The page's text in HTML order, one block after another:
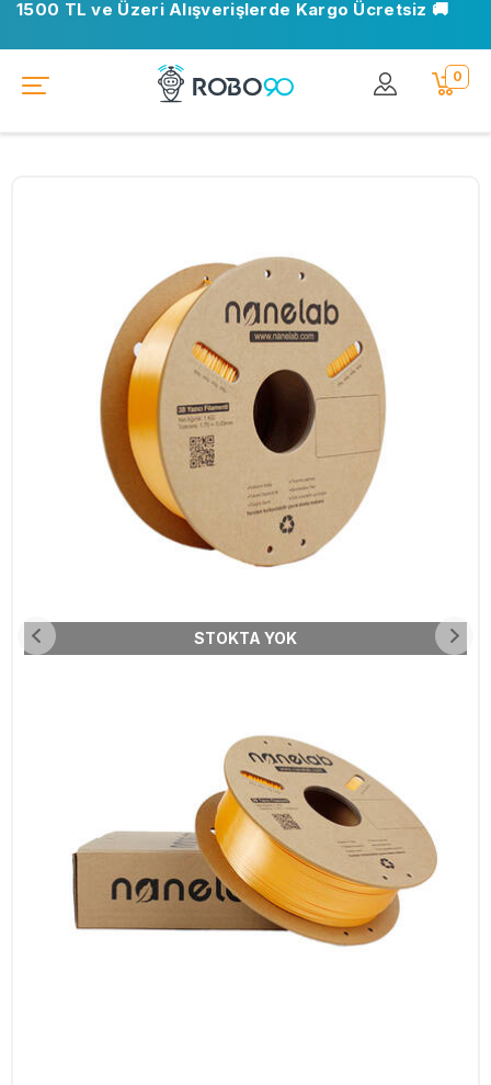
1500 TL ve Üzeri Alışverişlerde Kargo Ücretsiz 🚚
0
STOKTA YOK